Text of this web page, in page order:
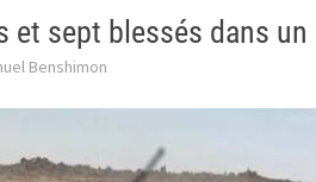
et sept blessés dans
Benshimon